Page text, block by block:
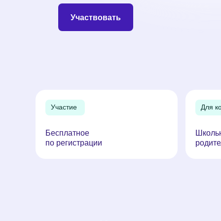
Участвовать
Для
Бесплатное
по регистрации
Участие